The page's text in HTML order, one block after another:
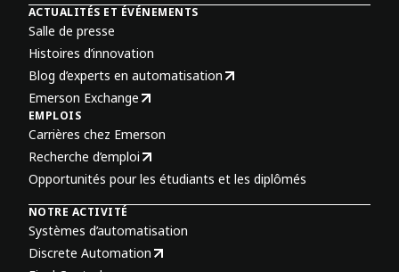
ACTUALITÉS ET ÉVÉNEMENTS
Salle de presse
Histoires d’innovation
Blog d’experts en automatisation
Emerson Exchange
EMPLOIS
Carrières chez Emerson
Recherche d’emploi
Opportunités pour les étudiants et les diplômés
NOTRE ACTIVITÉ
Systèmes d’automatisation
Discrete Automation